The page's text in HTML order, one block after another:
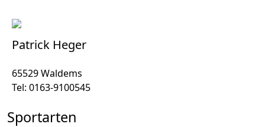
Patrick Heger
65529 Waldems
Tel: 0163-9100545
Sportarten